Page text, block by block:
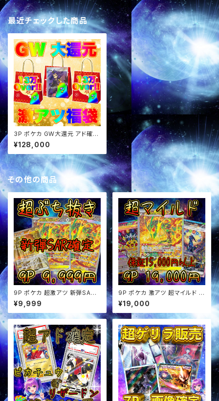
最近チェックした商品
3P ポケカ GW大還元 アド確定
福袋 パック オリパ
¥128,000
その他の商品
9P ポケカ 超激アツ 新弾SAR
確定 ぶち抜き オリパ
¥9,999
9P ポケカ 激アツ 超マイルド オ
リパ
¥19,000